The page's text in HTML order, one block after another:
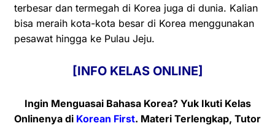
terbesar dan termegah di Korea juga di dunia. Kalian
bisa meraih kota-kota besar di Korea menggunakan
pesawat hingga ke Pulau Jeju.
[INFO KELAS ONLINE]
Ingin Menguasai Bahasa Korea? Yuk Ikuti Kelas
Onlinenya di Korean First. Materi Terlengkap, Tutor